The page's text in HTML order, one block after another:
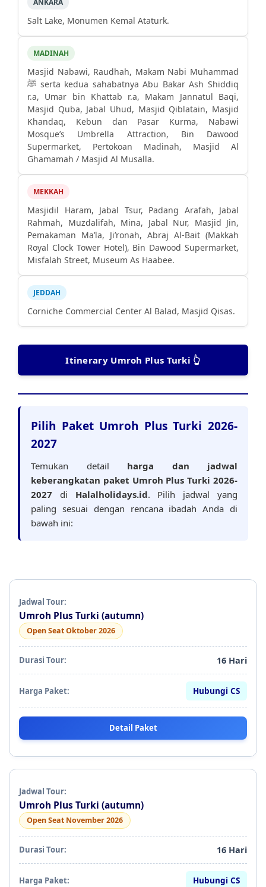
ANKARA
Salt Lake, Monumen Kemal Ataturk.
MADINAH
Masjid Nabawi, Raudhah, Makam Nabi Muhammad
ﷺ serta kedua sahabatnya Abu Bakar Ash Shiddiq
r.a, Umar bin Khattab r.a, Makam Jannatul Baqi,
Masjid Quba, Jabal Uhud, Masjid Qiblatain, Masjid
Khandaq, Kebun dan Pasar Kurma, Nabawi
Mosque’s Umbrella Attraction, Bin Dawood
Supermarket, Pertokoan Madinah, Masjid Al
Ghamamah / Masjid Al Musalla.
MEKKAH
Masjidil Haram, Jabal Tsur, Padang Arafah, Jabal
Rahmah, Muzdalifah, Mina, Jabal Nur, Masjid Jin,
Pemakaman Ma’la, Ji’ronah, Abraj Al-Bait (Makkah
Royal Clock Tower Hotel), Bin Dawood Supermarket,
Misfalah Street, Museum As Haabee.
JEDDAH
Corniche Commercial Center Al Balad, Masjid Qisas.
Itinerary Umroh Plus Turki 👆
Pilih Paket Umroh Plus Turki 2026-
2027
Temukan detail harga dan jadwal
keberangkatan paket Umroh Plus Turki 2026-
2027 di Halalholidays.id. Pilih jadwal yang
paling sesuai dengan rencana ibadah Anda di
bawah ini:
Umroh Plus Turki (autumn)
Open Seat Oktober 2026
16 Hari
Hubungi CS
Detail Paket
Umroh Plus Turki (autumn)
Open Seat November 2026
16 Hari
Hubungi CS